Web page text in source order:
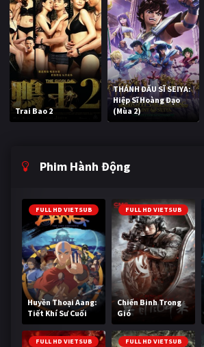
Trai Bao 2
THÁNH ĐẤU SĨ SEIYA:
Hiệp Sĩ Hoàng Đạo
(Mùa 2)
Phim Hành Động
FULL HD VIETSUB
Huyền Thoại Aang:
Tiết Khí Sư Cuối
Cùng
FULL HD VIETSUB
Chiến Binh Trong
Gió
FULL HD VIETSUB FULL HD VIETSUB